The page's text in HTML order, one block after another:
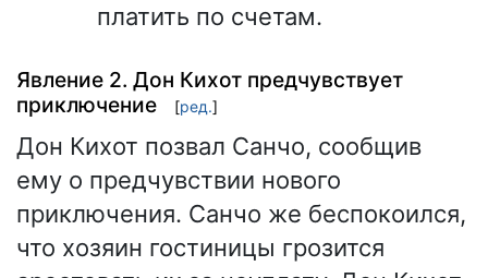
платить по счетам.
Явление 2. Дон Кихот предчувствует
приключение
[ред.]
Дон Кихот позвал Санчо, сообщив
ему о предчувствии нового
приключения. Санчо же беспокоился,
что хозяин гостиницы грозится